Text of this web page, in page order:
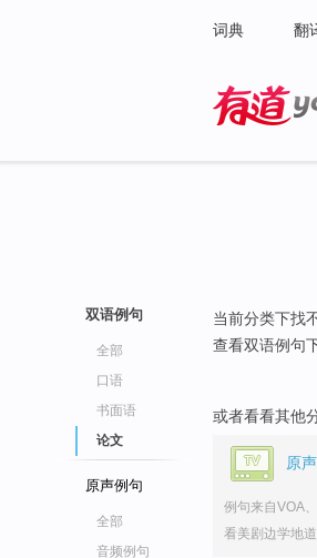
词典 翻
双语例句
全部
口语
书面语
论文
原声例句
全部
音频例句
当前分类下找
查看双语例句
或者看看其他
原
例句来自VOA
看美剧边学地道